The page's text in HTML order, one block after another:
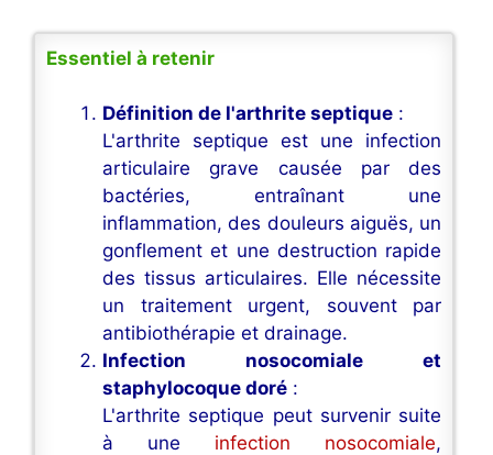
Essentiel à retenir
Définition de l'arthrite septique :
L'arthrite septique est une infection
articulaire grave causée par des
bactéries, entraînant une
inflammation, des douleurs aiguës, un
gonflement et une destruction rapide
des tissus articulaires. Elle nécessite
un traitement urgent, souvent par
antibiothérapie et drainage.
Infection nosocomiale et
staphylocoque doré :
L'arthrite septique peut survenir suite
à une infection nosocomiale,